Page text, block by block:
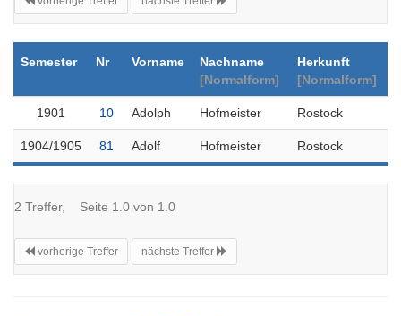
Semester Nr Vorname
Nachname
[Normalform]
Herkunft
[Normalform]
1901 10 Adolph Hofmeister Rostock
1904/1905 81 Adolf Hofmeister Rostock
2 Treffer, Seite 1.0 von 1.0
vorherige Treffer nächste Treffer